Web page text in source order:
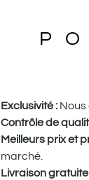
Exclusivité : Nous
Contrôle de
Meilleurs prix et
marché.
Livraison gratuite